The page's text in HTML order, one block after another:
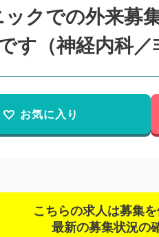
ックでの外来
す（神経内科／
お気に入り
こちらの求人は募集を
最新の募集状況の